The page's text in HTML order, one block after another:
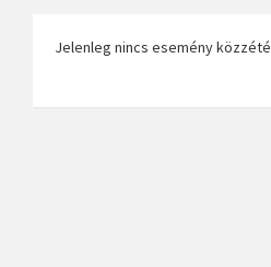
Jelenleg nincs esemény